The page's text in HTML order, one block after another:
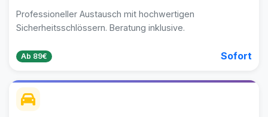
Professioneller Austausch mit hochwertigen
Sicherheitsschlössern. Beratung inklusive.
Ab 89€ Sofort